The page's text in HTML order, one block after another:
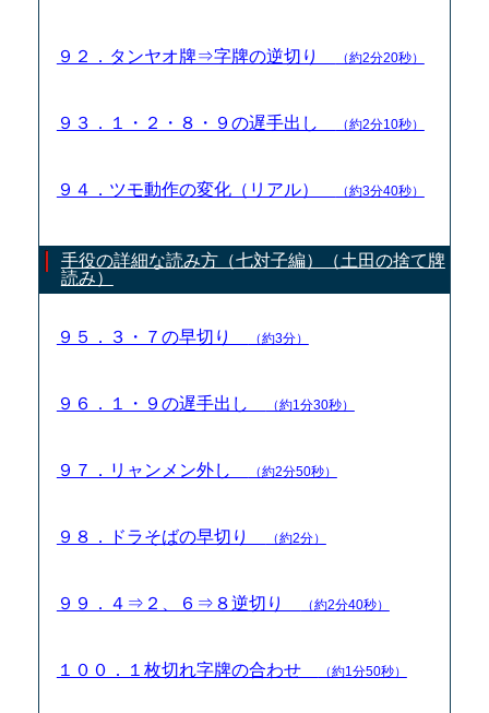
９２．タンヤオ牌⇒字牌の逆切り （約2分20秒）
９３．１・２・８・９の遅手出し （約2分10秒）
９４．ツモ動作の変化（リアル） （約3分40秒）
手役の詳細な読み方（七対子編）（土田の捨て牌
読み）
９５．３・７の早切り （約3分）
９６．１・９の遅手出し （約1分30秒）
９７．リャンメン外し （約2分50秒）
９８．ドラそばの早切り （約2分）
９９．４⇒２、６⇒８逆切り （約2分40秒）
１００．１枚切れ字牌の合わせ （約1分50秒）